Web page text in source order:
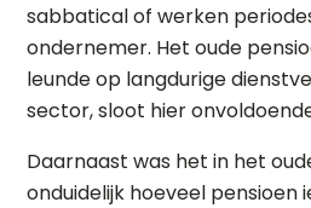
sabbatical of werken
ondernemer. Het oude
leunde op langdurige
sector, sloot hier
Daarnaast was het in het
onduidelijk hoeveel pensioen